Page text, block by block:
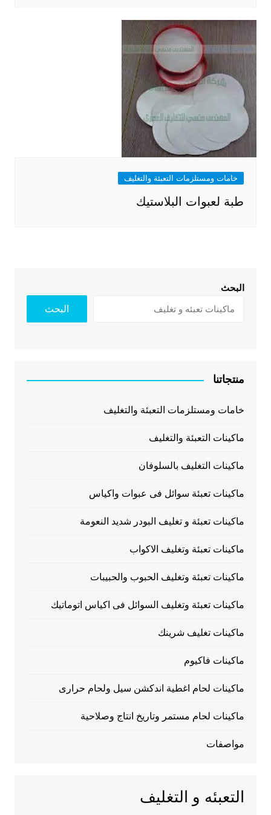
خامات ومستلزمات التعبئة والتغليف
طبة لعبوات البلاستيك
البحث
البحث
منتجاتنا
خامات ومستلزمات التعبئة والتغليف
ماكينات التعبئة والتغليف
ماكينات التغليف بالسلوفان
ماكينات تعبئة سوائل فى عبوات واكياس
ماكينات تعبئة و تغليف البودر شديد النعومة
ماكينات تعبئة وتغليف الاكواب
ماكينات تعبئة وتغليف الحبوب والحبيبات
ماكينات تعبئة وتغليف السوائل فى اكياس اتوماتيك
ماكينات تغليف شرينك
ماكينات فاكيوم
ماكينات لحام اغطية اندكشن سيل ولحام حرارى
ماكينات لحام مستمر وتاريخ انتاج وصلاحية
مواصفات
التعبئه و التغليف